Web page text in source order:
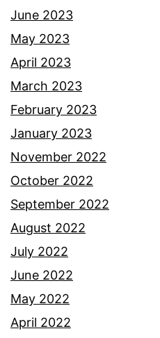
June 2023
May 2023
April 2023
March 2023
February 2023
January 2023
November 2022
October 2022
September 2022
August 2022
July 2022
June 2022
May 2022
April 2022